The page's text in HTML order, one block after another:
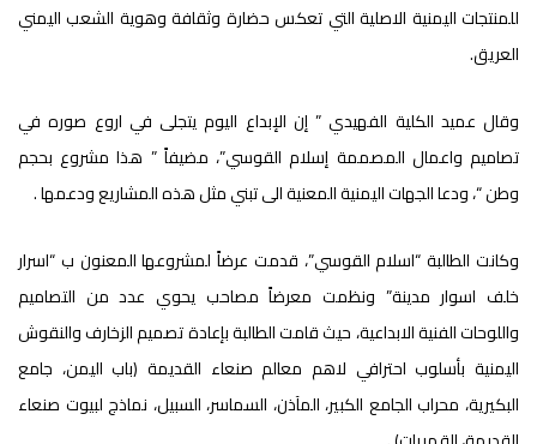
للمنتجات اليمنية الاصلية التي تعكس حضارة وثقافة وهوية الشعب اليمني
العريق.
وقال عميد الكلية الفهيدي ” إن الإبداع اليوم يتجلى في اروع صوره في
تصاميم واعمال المصممة إسلام القوسي”، مضيفاً ” هذا مشروع بحجم
وطن “، ودعا الجهات اليمنية المعنية الى تبني مثل هذه المشاريع ودعمها .
وكانت الطالبة “اسلام القوسي”، قدمت عرضاً لمشروعها المعنون ب “اسرار
خلف اسوار مدينة” ونظمت معرضاً مصاحب يحوي عدد من التصاميم
واللوحات الفنية الابداعية، حيث قامت الطالبة بإعادة تصميم الزخارف والنقوش
اليمنية بأسلوب احترافي لاهم معالم صنعاء القديمة (باب اليمن، جامع
البكيرية، محراب الجامع الكبير، المآذن، السماسر، السبيل، نماذج لبيوت صنعاء